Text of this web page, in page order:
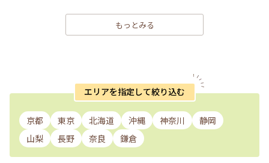
もっとみる
エリアを指定して絞り込む
京都 東京 北海道 沖縄 神奈川
静岡
山梨
長野 奈良 鎌倉